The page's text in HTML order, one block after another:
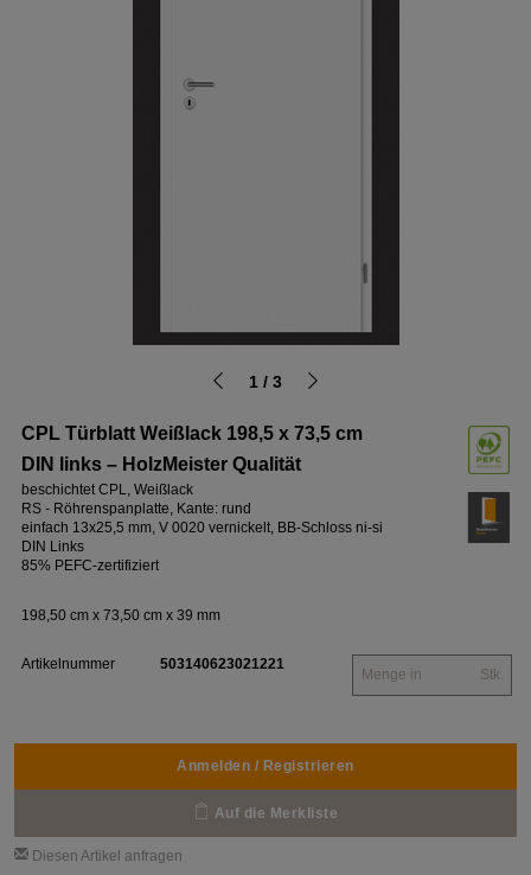
1 / 3
CPL Türblatt Weißlack 198,5 x 73,5 cm
DIN links – HolzMeister Qualität
beschichtet CPL, Weißlack
RS - Röhrenspanplatte, Kante: rund
einfach 13x25,5 mm, V 0020 vernickelt, BB-Schloss ni-si
DIN Links
85% PEFC-zertifiziert
198,50 cm x 73,50 cm x 39 mm
Artikelnummer 503140623021221
Stk.
Anmelden / Registrieren
Auf die Merkliste
Diesen Artikel anfragen